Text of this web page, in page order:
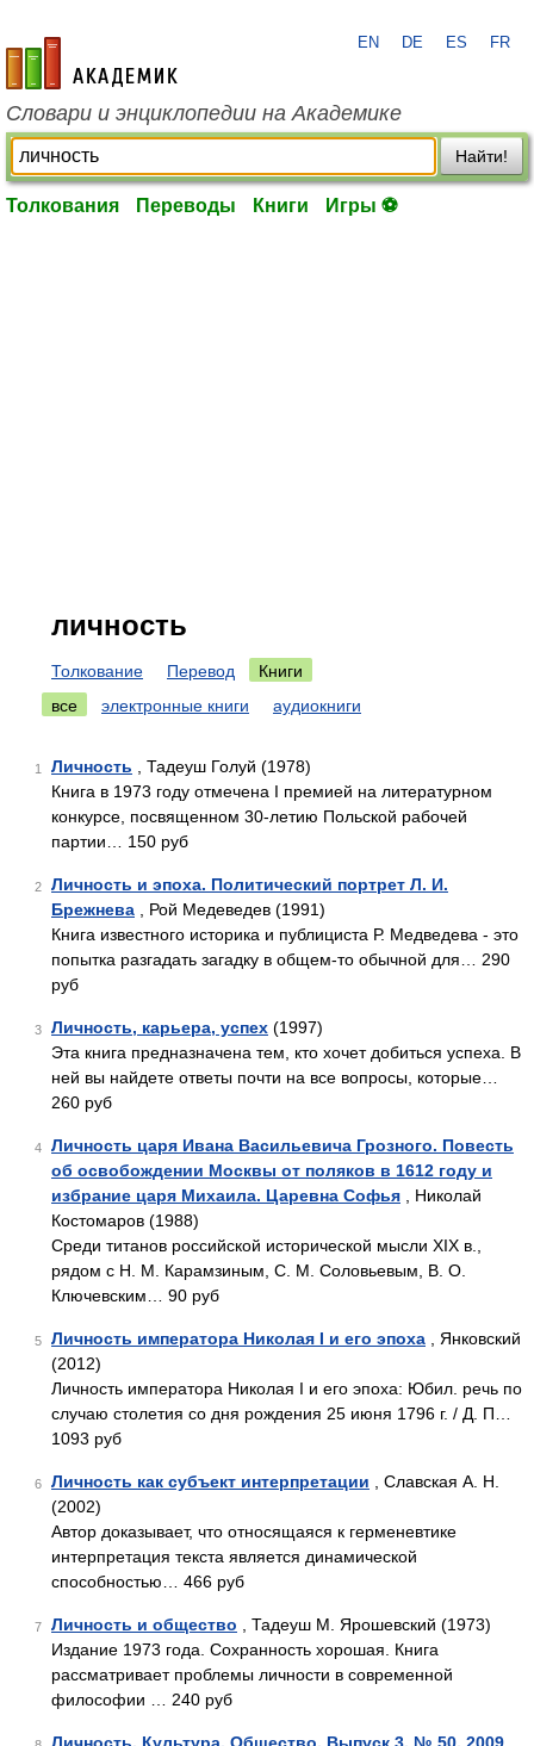
academic.ru
EN DE ES FR
Словари и энциклопедии на Академике
Найти!
Толкования Переводы Книги Игры ⚽
личность
Толкование Перевод
Книги
все
электронные книги аудиокниги
1 Личность , Тадеуш Голуй (1978)
Книга в 1973 году отмечена I премией на литературном
конкурсе, посвященном 30-летию Польской рабочей
партии… 150 руб
2
Личность и эпоха. Политический портрет Л. И.
Брежнева , Рой Медеведев (1991)
Книга известного историка и публициста Р. Медведева - это
попытка разгадать загадку в общем-то обычной для… 290
руб
3 Личность, карьера, успех (1997)
Эта книга предназначена тем, кто хочет добиться успеха. В
ней вы найдете ответы почти на все вопросы, которые…
260 руб
4
Личность царя Ивана Васильевича Грозного. Повесть
об освобождении Москвы от поляков в 1612 году и
избрание царя Михаила. Царевна Софья , Николай
Костомаров (1988)
Среди титанов российской исторической мысли XIX в.,
рядом с Н. М. Карамзиным, С. М. Соловьевым, В. О.
Ключевским… 90 руб
5 Личность императора Николая I и его эпоха , Янковский
(2012)
Личность императора Николая I и его эпоха: Юбил. речь по
случаю столетия со дня рождения 25 июня 1796 г. / Д. П…
1093 руб
6 Личность как субъект интерпретации , Славская А. Н.
(2002)
Автор доказывает, что относящаяся к герменевтике
интерпретация текста является динамической
способностью… 466 руб
7 Личность и общество , Тадеуш М. Ярошевский (1973)
Издание 1973 года. Сохранность хорошая. Книга
рассматривает проблемы личности в современной
философии … 240 руб